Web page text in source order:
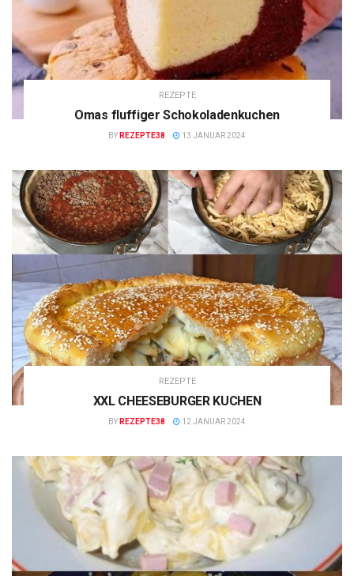
REZEPTE
Omas fluffiger Schokoladenkuchen
BY REZEPTE38 13 JANUAR 2024
REZEPTE
XXL CHEESEBURGER KUCHEN
BY REZEPTE38 12 JANUAR 2024